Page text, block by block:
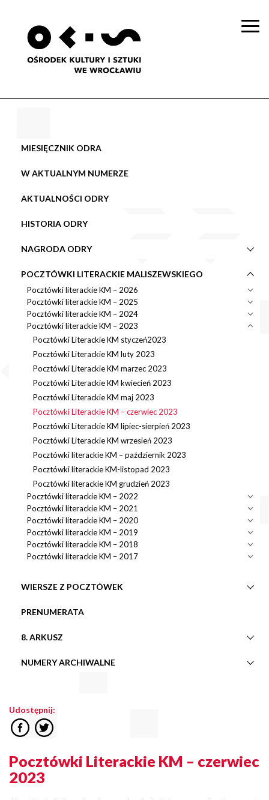
MIESIĘCZNIK ODRA
W AKTUALNYM NUMERZE
AKTUALNOŚCI ODRY
HISTORIA ODRY
NAGRODA ODRY
POCZTÓWKI LITERACKIE MALISZEWSKIEGO
Pocztówki literackie KM – 2026
Pocztówki literackie KM – 2025
Pocztówki literackie KM – 2024
Pocztówki literackie KM – 2023
Pocztówki Literackie KM styczeń2023
Pocztówki Literackie KM luty 2023
Pocztówki Literackie KM marzec 2023
Pocztówki Literackie KM kwiecień 2023
Pocztówki Literackie KM maj 2023
Pocztówki Literackie KM – czerwiec 2023
Pocztówki Literackie KM lipiec-sierpień 2023
Pocztówki Literackie KM wrzesień 2023
Pocztówki literackie KM – październik 2023
Pocztówki literackie KM-listopad 2023
Pocztówki literackie KM grudzień 2023
Pocztówki literackie KM – 2022
Pocztówki literackie KM – 2021
Pocztówki literackie KM – 2020
Pocztówki literackie KM – 2019
Pocztówki literackie KM – 2018
Pocztówki literackie KM – 2017
WIERSZE Z POCZTÓWEK
PRENUMERATA
8. ARKUSZ
NUMERY ARCHIWALNE
Udostępnij:
Pocztówki Literackie KM – czerwiec
2023